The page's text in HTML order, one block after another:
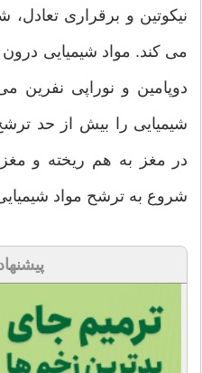
نیکوتین و برقراری
می‏‏ کند. مواد شیمیایی
دوپامین و نوراپی نفرین
شیمیایی را بیش از حد
در مغز به هم ریخته و
شروع به ترشح مواد